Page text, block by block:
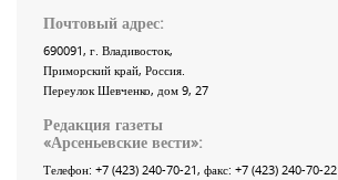
Почтовый адрес:
690091, г. Владивосток,
Приморский край, Россия.
Переулок Шевченко, дом 9, 27
Редакция газеты
«Арсеньевские вести»:
Телефон: +7 (423) 240-70-21, факс: +7 (423) 240-70-22